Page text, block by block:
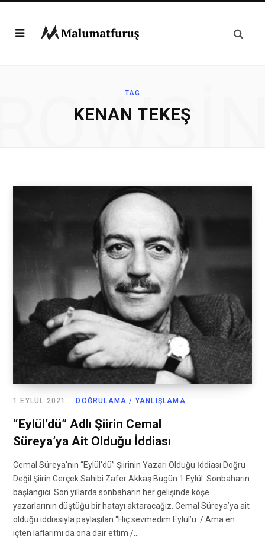
TAG
KENAN TEKEŞ
DOĞRULAMA / YANLIŞLAMA
1 EYLÜL 2021
“Eylül’dü” Adlı Şiirin Cemal
Süreya’ya Ait Olduğu İddiası
Cemal Süreya’nın “Eylül’dü” Şiirinin Yazarı Olduğu İddiası Doğru
Değil Şiirin Gerçek Sahibi Zafer Akkaş Bugün 1 Eylül. Sonbaharın
başlangıcı. Son yıllarda sonbaharın her gelişinde köşe
yazarlarının düştüğü bir hatayı aktaracağız. Cemal Süreya’ya ait
olduğu iddiasıyla paylaşılan “Hiç sevmedim Eylül’ü. / Ama en
içten laflarımı da ona dair ettim /…